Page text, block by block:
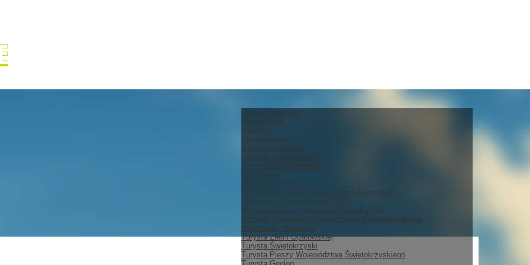
Historia Oddziału
Kalendarium
Władze
Sprawozdania
Sylwetki działaczy
Odznaki krajoznawcze
Turysta Ziemi Koneckiej
O Odznace
Historia Odznaki
Regulamin odznaki Turysta Ziemi Koneckiej
Zdobywcy Złotej Odznaki TZK
Wyróżnieni Złotą Honorową Odznaką TZK
Odznaki Regionalne Województwa Świętokrzyskiego
Wędrowiec Skarżyski
Turysta Ziemi Opatowskiej
Turysta Świętokrzyski
Turysta Pieszy Województwa Świętokrzyskiego